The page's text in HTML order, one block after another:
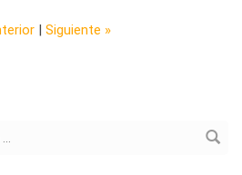
| Siguiente »